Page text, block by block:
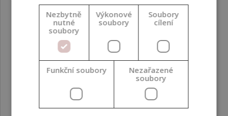
účinnost a umožňuje snížit množství konzervantů ve
Je 1,3-Propanediol vhodný pro přírodní
kosmetiku?
Ano, splňuje požadavky certifikací COSMOS a NaTrue, a
proto je vhodný k použití v přírodní a organické
Jak se 1,3-Propanediol vyrábí?
Nezbytně
nutné
soubory
Výkonové
soubory
Soubory
cílení
Funkční soubory
Nezařazené
soubory